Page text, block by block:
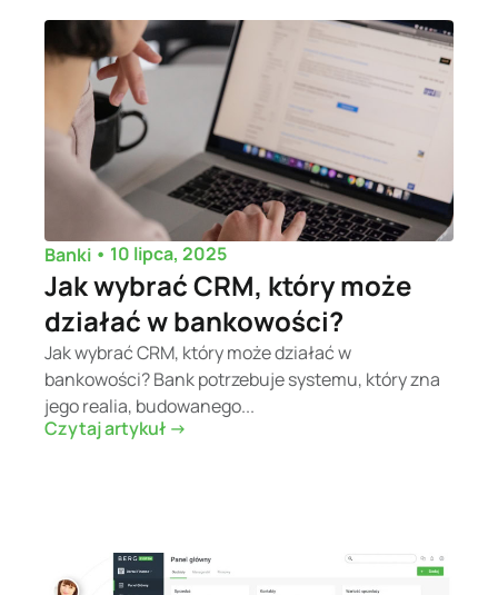
Banki • 10 lipca, 2025
Jak wybrać CRM, który może
działać w bankowości?
Jak wybrać CRM, który może działać w
bankowości? Bank potrzebuje systemu, który zna
jego realia, budowanego...
Czytaj artykuł ->